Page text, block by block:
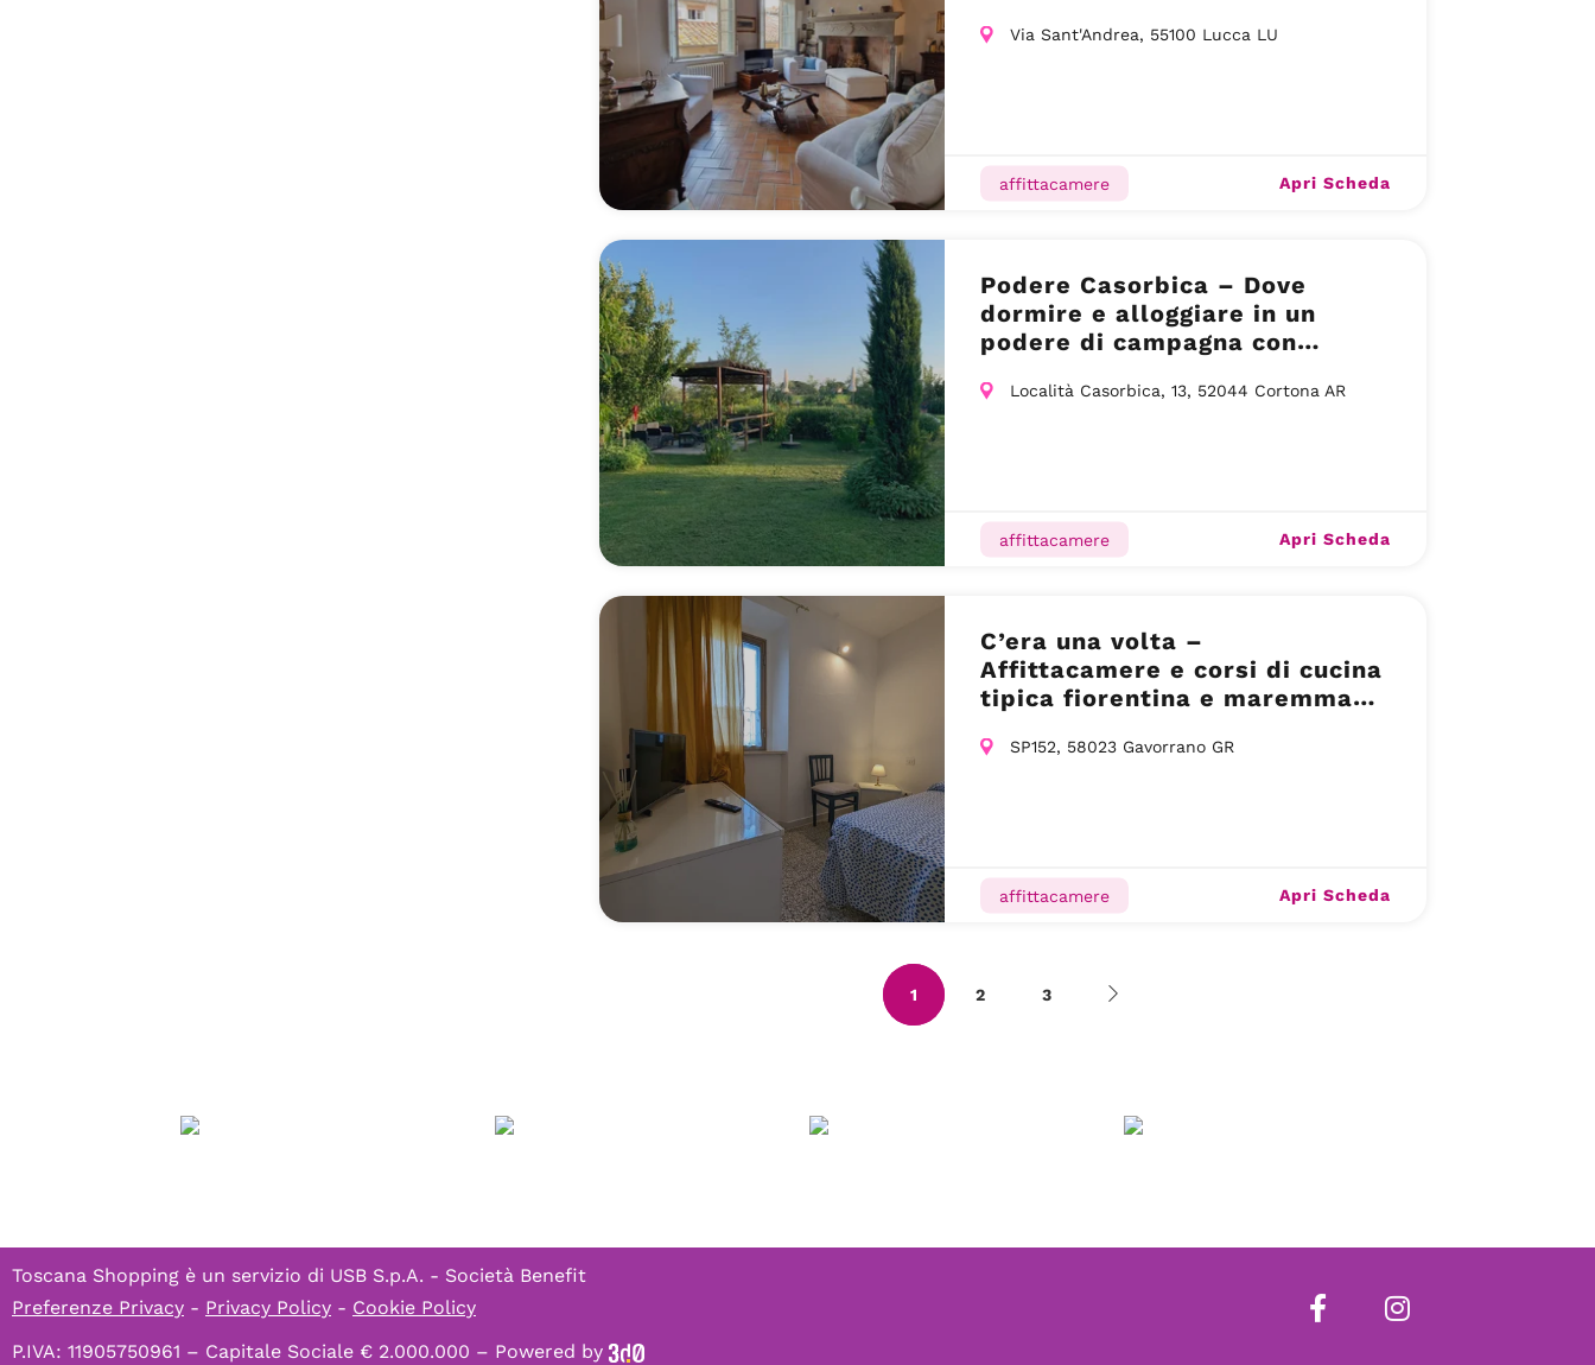
Via Sant'Andrea, 55100 Lucca LU
affittacamere Apri Scheda
Podere Casorbica – Dove
dormire e alloggiare in un
podere di campagna con
Località Casorbica, 13, 52044 Cortona AR
affittacamere Apri Scheda
C’era una volta –
Affittacamere e corsi di cucina
tipica fiorentina e maremmana
SP152, 58023 Gavorrano GR
affittacamere Apri Scheda
1 2 3
Toscana Shopping è un servizio di USB S.p.A. - Società Benefit
Preferenze Privacy - Privacy Policy - Cookie Policy
P.IVA: 11905750961 – Capitale Sociale € 2.000.000 – Powered by